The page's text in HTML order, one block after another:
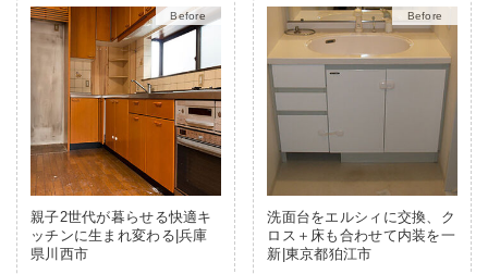
After
親子2世代が暮らせる快適キ
ッチンに生まれ変わる|兵庫
県川西市
After
洗面台をエルシィに交換、ク
ロス＋床も合わせて内装を一
新|東京都狛江市